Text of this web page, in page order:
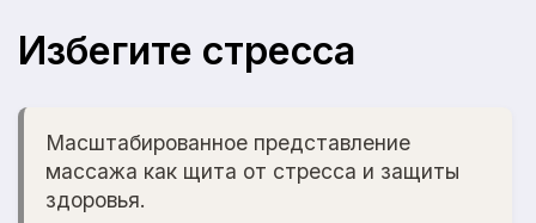
Избегите стресса
Масштабированное представление
массажа как щита от стресса и защиты
здоровья.